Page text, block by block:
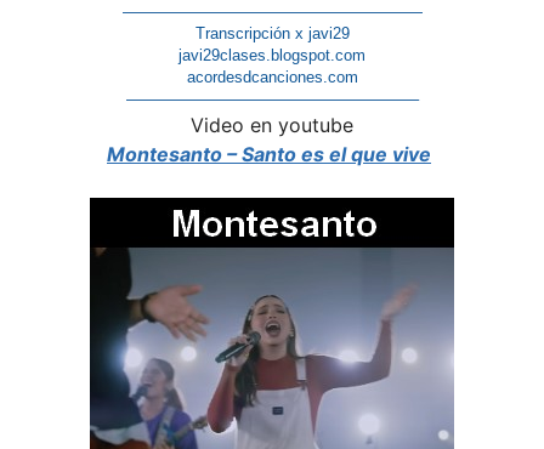
———————————————————
Transcripción x javi29
javi29clases.blogspot.com
acordesdcanciones.com
——————————————————–
Video en youtube
Montesanto – Santo es el que vive